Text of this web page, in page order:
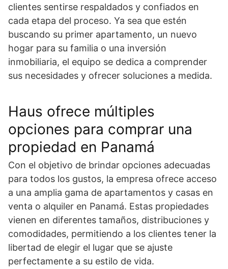
clientes sentirse respaldados y confiados en
cada etapa del proceso. Ya sea que estén
buscando su primer apartamento, un nuevo
hogar para su familia o una inversión
inmobiliaria, el equipo se dedica a comprender
sus necesidades y ofrecer soluciones a medida.
Haus ofrece múltiples
opciones para comprar una
propiedad en Panamá
Con el objetivo de brindar opciones adecuadas
para todos los gustos, la empresa ofrece acceso
a una amplia gama de apartamentos y casas en
venta o alquiler en Panamá. Estas propiedades
vienen en diferentes tamaños, distribuciones y
comodidades, permitiendo a los clientes tener la
libertad de elegir el lugar que se ajuste
perfectamente a su estilo de vida.